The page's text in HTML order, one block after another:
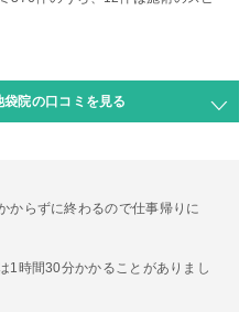
院の口コミを見る
からずに終わるので仕事帰りに
1時間30分かかることがありまし